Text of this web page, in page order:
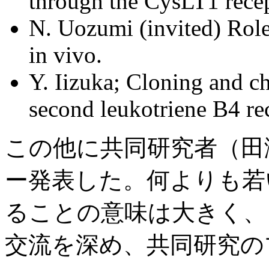
N. Uozumi (invited)
in vivo.
Y. Iizuka; Cloning and
second leukotriene B4
この他に共同研究者（
ー発表した。何よりも
ることの意味は大きく
交流を深め、共同研究